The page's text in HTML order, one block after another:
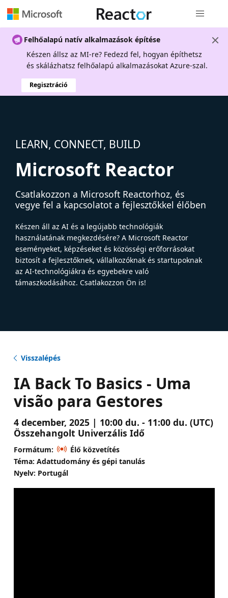
Felhőalapú natív alkalmazások építése
Készen állsz az MI-re? Fedezd fel, hogyan építhetsz
és skálázhatsz felhőalapú alkalmazásokat Azure-szal.
Regisztráció
LEARN, CONNECT, BUILD
Microsoft Reactor
Csatlakozzon a Microsoft Reactorhoz, és
vegye fel a kapcsolatot a fejlesztőkkel élőben
Készen áll az AI és a legújabb technológiák
használatának megkezdésére? A Microsoft Reactor
eseményeket, képzéseket és közösségi erőforrásokat
biztosít a fejlesztőknek, vállalkozóknak és startupoknak
az AI-technológiákra és egyebekre való
támaszkodásához. Csatlakozzon Ön is!
Visszalépés
IA Back To Basics - Uma
visão para Gestores
4 december, 2025 | 10:00 du. - 11:00 du. (UTC)
Összehangolt Univerzális Idő
Formátum:
Élő közvetítés
Téma: Adattudomány és gépi tanulás
Nyelv: Portugál